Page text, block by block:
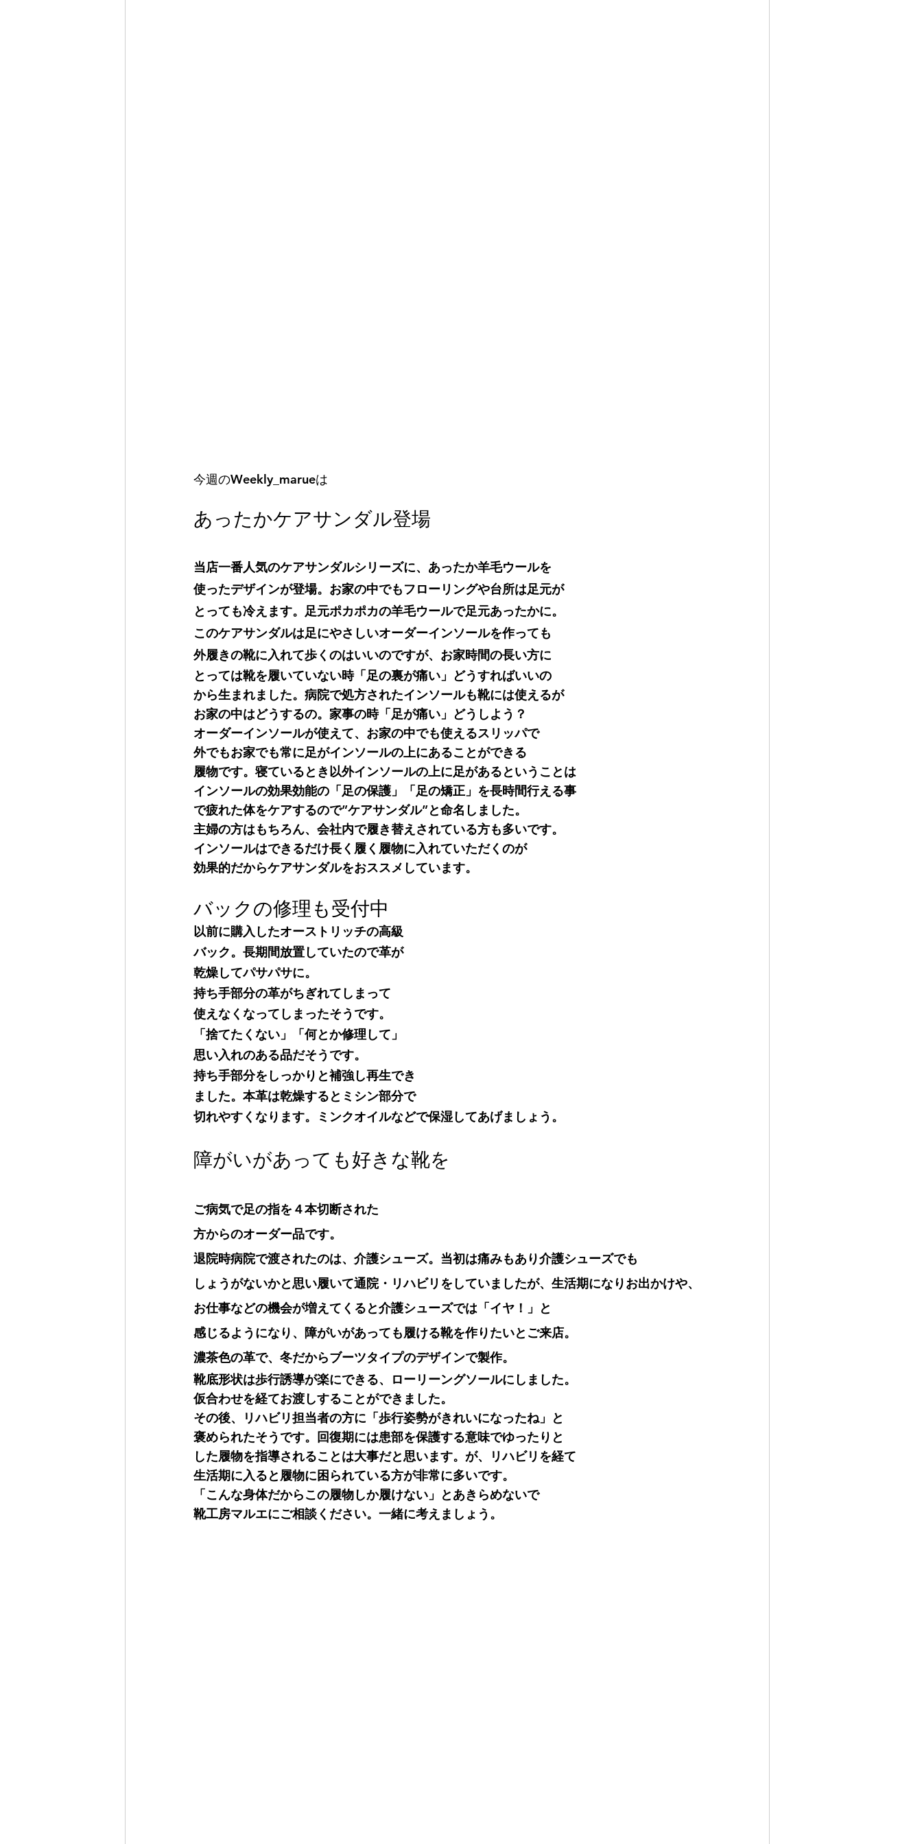
今週のWeekly_marueは
あったかケアサンダル登場
当店一番人気のケアサンダルシリーズに、あったか羊毛ウールを
使ったデザインが登場。お家の中でもフローリングや台所は足元が
とっても冷えます。足元ポカポカの羊毛ウールで足元あったかに。
このケアサンダルは足にやさしいオーダーインソールを作っても
外履きの靴に入れて歩くのはいいのですが、お家時間の長い方に
とっては靴を履いていない時「足の裏が痛い」どうすればいいの
から生まれました。病院で処方されたインソールも靴には使えるが
お家の中はどうするの。家事の時「足が痛い」どうしよう？
オーダーインソールが使えて、お家の中でも使えるスリッパで
外でもお家でも常に足がインソールの上にあることができる
履物です。寝ているとき以外インソールの上に足があるということは
インソールの効果効能の「足の保護」「足の矯正」を長時間行える事
で疲れた体をケアするので”ケアサンダル”と命名しました。
主婦の方はもちろん、会社内で履き替えされている方も多いです。
インソールはできるだけ長く履く履物に入れていただくのが
効果的だからケアサンダルをおススメしています。
バックの修理も受付中
以前に購入したオーストリッチの高級
バック。長期間放置していたので革が
乾燥してパサパサに。
持ち手部分の革がちぎれてしまって
使えなくなってしまったそうです。
「捨てたくない」「何とか修理して」
思い入れのある品だそうです。
持ち手部分をしっかりと補強し再生でき
ました。本革は乾燥するとミシン部分で
切れやすくなります。ミンクオイルなどで保湿してあげましょう。
障がいがあっても好きな靴を
ご病気で足の指を４本切断された
方からのオーダー品です。
退院時病院で渡されたのは、介護シューズ。当初は痛みもあり介護シューズでも
しょうがないかと思い履いて通院・リハビリをしていましたが、生活期になりお出かけや、
お仕事などの機会が増えてくると介護シューズでは「イヤ！」と
感じるようになり、障がいがあっても履ける靴を作りたいとご来店。
濃茶色の革で、冬だからブーツタイプのデザインで製作。
靴底形状は歩行誘導が楽にできる、ローリーングソールにしました。
仮合わせを経てお渡しすることができました。
その後、リハビリ担当者の方に「歩行姿勢がきれいになったね」と
褒められたそうです。回復期には患部を保護する意味でゆったりと
した履物を指導されることは大事だと思います。が、リハビリを経て
生活期に入ると履物に困られている方が非常に多いです。
「こんな身体だからこの履物しか履けない」とあきらめないで
靴工房マルエにご相談ください。一緒に考えましょう。